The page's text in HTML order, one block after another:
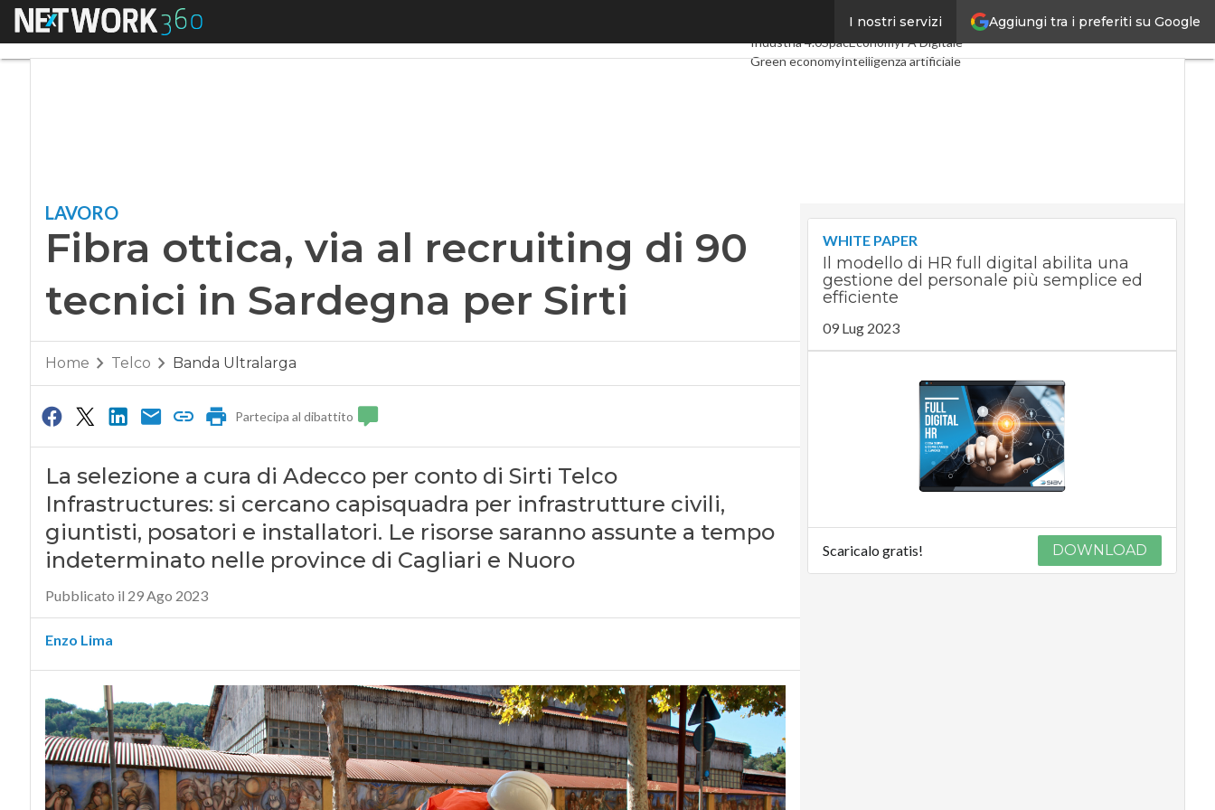
Aggiungi tra i preferiti su Google
I nostri servizi
Menu Digital EconomyTelco
Industria 4.0SpacEconomyPA Digitale
Green economyIntelligenza artificiale
LAVORO
Fibra ottica, via al recruiting di 90
tecnici in Sardegna per Sirti
Home Telco Banda Ultralarga
Partecipa al dibattito
La selezione a cura di Adecco per conto di Sirti Telco
Infrastructures: si cercano capisquadra per infrastrutture civili,
giuntisti, posatori e installatori. Le risorse saranno assunte a tempo
indeterminato nelle province di Cagliari e Nuoro
Pubblicato il 29 Ago 2023
Enzo Lima
WHITE PAPER
Il modello di HR full digital abilita una
gestione del personale più semplice ed
efficiente
09 Lug 2023
Scaricalo gratis! DOWNLOAD